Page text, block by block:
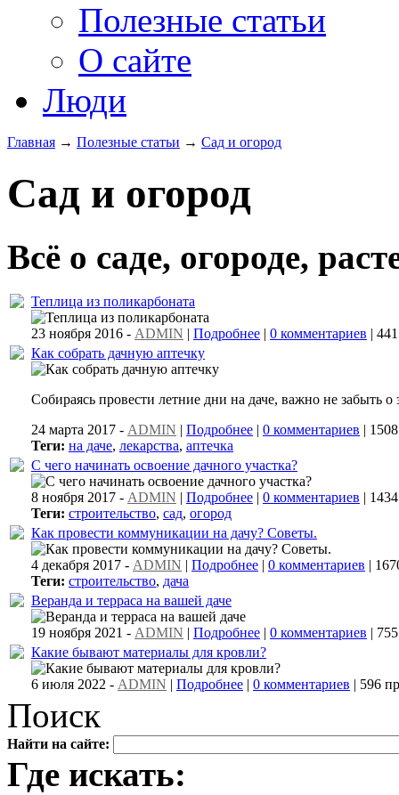
Полезные статьи
О сайте
Люди
Главная → Полезные статьи → Сад и огород
Сад и огород
Всё о саде, огороде,
Теплица из поликарбоната
23 ноября 2016 - ADMIN | Подробнее | 0 комментариев |
Как собрать дачную аптечку
Собираясь провести летние дни на даче, важно не забыть о
24 марта 2017 - ADMIN | Подробнее | 0 комментариев |
Теги: на даче, лекарства, аптечка
С чего начинать освоение дачного участка?
8 ноября 2017 - ADMIN | Подробнее | 0 комментариев |
Теги: строительство, сад, огород
Как провести коммуникации на дачу? Советы.
4 декабря 2017 - ADMIN | Подробнее | 0 комментариев |
Теги: строительство, дача
Веранда и терраса на вашей даче
19 ноября 2021 - ADMIN | Подробнее | 0 комментариев |
Какие бывают материалы для кровли?
6 июля 2022 - ADMIN | Подробнее | 0 комментариев | 596
Поиск
Найти на сайте:
Где искать: